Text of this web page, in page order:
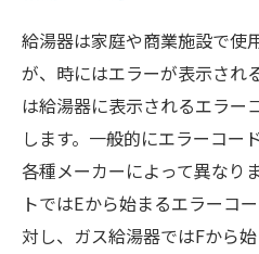
給湯器は家庭や商業施設で使
が、時にはエラーが表示され
は給湯器に表示されるエラー
します。一般的にエラーコー
各種メーカーによって異なり
トではEから始まるエラーコ
対し、ガス給湯器ではFから